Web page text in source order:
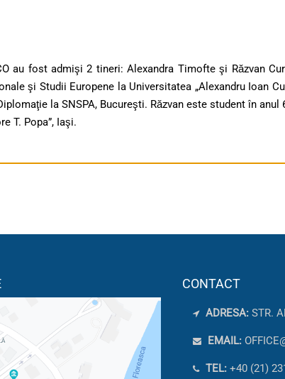
au fost admişi 2 tineri: Alexandra Timofte şi Răzvan
şi Studii Europene la Universitatea „Alexandru Ioan
la SNSPA, Bucureşti. Răzvan este student în anul
T. Popa”, Iaşi.
CONTACT
ADRESA: STR.
EMAIL:
TEL: +40 (21)